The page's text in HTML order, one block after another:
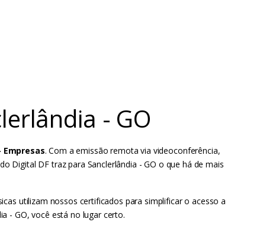
- GO
Empresas. Com a emissão remota via videoconferência,
Digital DF traz para Sanclerlândia - GO o que há de mais
utilizam nossos certificados para simplificar o acesso a
- GO, você está no lugar certo.